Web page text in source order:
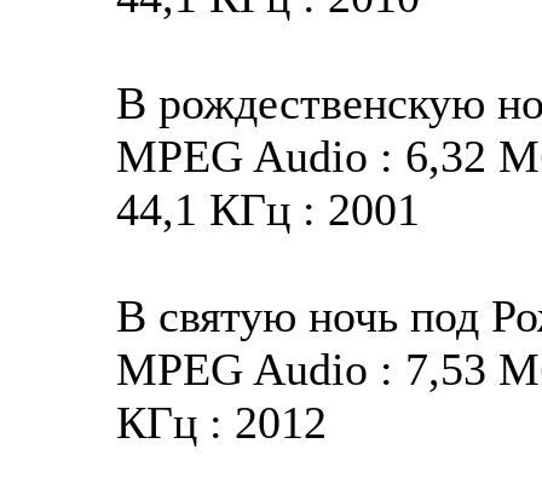
В рождественскую
MPEG Audio : 6,32
44,1 КГц : 2001
В святую ночь под
MPEG Audio : 7,53
КГц : 2012